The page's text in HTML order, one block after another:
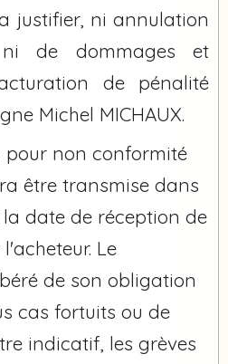
justifier, ni annulation
de dommages et
de pénalité
Michel MICHAUX.
pour non conformité
être transmise dans
date de réception de
Le
de son obligation
cas fortuits ou de
indicatif, les grèves